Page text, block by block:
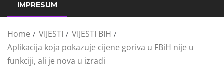
IMPRESUM
Home VIJESTI
VIJESTI BIH
Aplikacija koja pokazuje cijene goriva u FBiH nije u
funkciji, ali je nova u izradi